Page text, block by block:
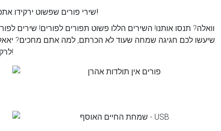
שירי פורים שפשוט ירקידו אתכם!
וואלה? תנסו אותנו! השירים הללו פשוט תפורים לפורים! שירים
שיעשו לכם חגיגה שמחה שעוד לא הכרתם, למה אתם מחכים?
לרקוד!